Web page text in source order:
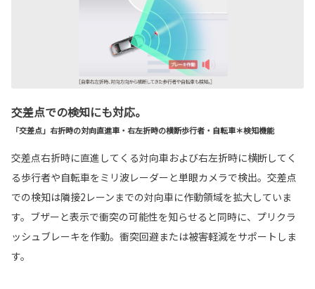
交差点での検知にも対応。
「交差点」右折時の対向直進車・右左折時の横断歩行者・自転車＊検知機能
交差点右折時に直進してくる対向車および右左折時に横断してく
る歩行者や自転車をミリ波レーダーと単眼カメラで検出。交差点
での検知は隣接2レーンまでの対向車に作動領域を拡大していま
す。ブザーと表示で衝突の可能性を知らせると同時に、プリクラ
ッシュブレーキを作動。衝突回避または被害軽減をサポートしま
す。